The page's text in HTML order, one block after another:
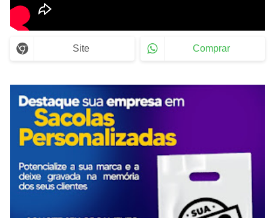
Site Comprar